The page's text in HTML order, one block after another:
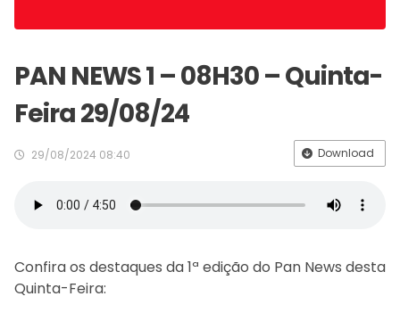
PAN NEWS 1 – 08H30 – Quinta-
Feira 29/08/24
29/08/2024 08:40 Download
Confira os destaques da 1ª edição do Pan News desta
Quinta-Feira: